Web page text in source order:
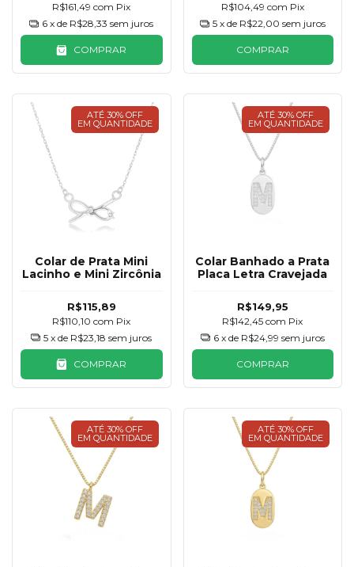
R$161,49com Pix
6 x de R$28,33 sem juros
COMPRAR
R$104,49 com Pix
5 x de R$22,00 sem juros
COMPRAR
ATÉ 30% OFF
EM QUANTIDADE
Colar de Prata Mini
Lacinho e Mini Zircônia
R$115,89
R$110,10com Pix
5 x de R$23,18 sem juros
COMPRAR
ATÉ 30% OFF
EM QUANTIDADE
Colar Banhado a Prata
Placa Letra Cravejada
R$149,95
R$142,45com Pix
6 x de R$24,99 sem juros
COMPRAR
ATÉ 30% OFF
EM QUANTIDADE
ATÉ 30% OFF
EM QUANTIDADE